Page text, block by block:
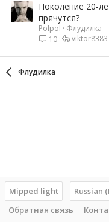
Поколение 20-
прячутся?
Polpol
Флудилка
10
viktor8383
Флудилка
Mipped light
Russian
Обратная связь